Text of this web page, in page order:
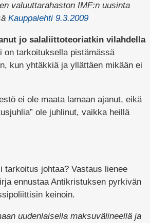
valuuttarahaston IMF:n uusinta
Kauppalehti 9.3.2009
jo salaliittoteoriatkin vilahdella
on tarkoituksella pistämässä
kun yhtäkkiä ja yllättäen mikään ei
ei ole maata lamaan ajanut, eikä
ole juhlinut, vaikka heillä
tarkoitus johtaa? Vastaus lienee
ennustaa Antikristuksen pyrkivän
keinoin.
uudenlaisella maksuvälineellä ja